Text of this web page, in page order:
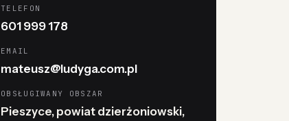
TELEFON
601 999 178
EMAIL
mateusz@ludyga.com.pl
OBSŁUGIWANY OBSZAR
Pieszyce, powiat dzierżoniowski,